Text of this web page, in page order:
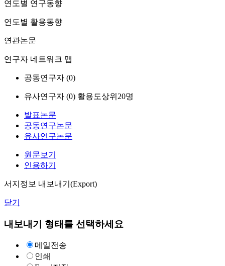
연도별 연구동향
연도별 활용동향
연관논문
연구자 네트워크 맵
공동연구자 (0)
유사연구자 (0) 활용도상위20명
발표논문
공동연구논문
유사연구논문
원문보기
인용하기
서지정보 내보내기(Export)
닫기
내보내기 형태를 선택하세요
메일전송
인쇄